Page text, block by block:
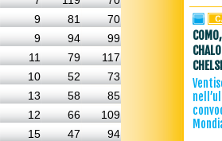
9 81
70
9 94
99
11 79
117
10 52
73
13 58
85
12 66
109
15 47
94